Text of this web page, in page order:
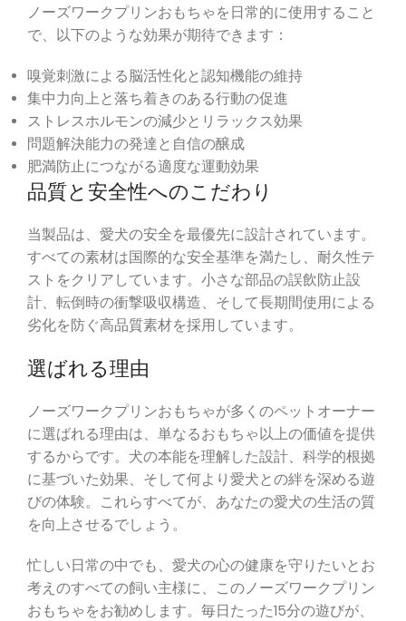
ノーズワークプリンおもちゃを日常的に使用すること
で、以下のような効果が期待できます：
嗅覚刺激による脳活性化と認知機能の維持
集中力向上と落ち着きのある行動の促進
ストレスホルモンの減少とリラックス効果
問題解決能力の発達と自信の醸成
肥満防止につながる適度な運動効果
品質と安全性へのこだわり
当製品は、愛犬の安全を最優先に設計されています。
すべての素材は国際的な安全基準を満たし、耐久性テ
ストをクリアしています。小さな部品の誤飲防止設
計、転倒時の衝撃吸収構造、そして長期間使用による
劣化を防ぐ高品質素材を採用しています。
選ばれる理由
ノーズワークプリンおもちゃが多くのペットオーナー
に選ばれる理由は、単なるおもちゃ以上の価値を提供
するからです。犬の本能を理解した設計、科学的根拠
に基づいた効果、そして何より愛犬との絆を深める遊
びの体験。これらすべてが、あなたの愛犬の生活の質
を向上させるでしょう。
忙しい日常の中でも、愛犬の心の健康を守りたいとお
考えのすべての飼い主様に、このノーズワークプリン
おもちゃをお勧めします。毎日たった15分の遊びが、